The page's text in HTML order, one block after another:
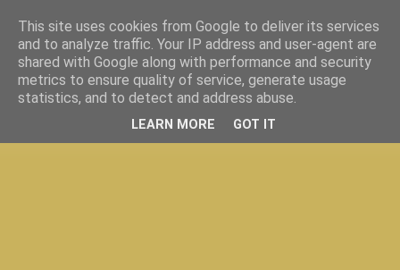
This site uses cookies from Google to deliver its services
and to analyze traffic. Your IP address and user-agent are
shared with Google along with performance and security
metrics to ensure quality of service, generate usage
statistics, and to detect and address abuse.
LEARN MORE GOT IT